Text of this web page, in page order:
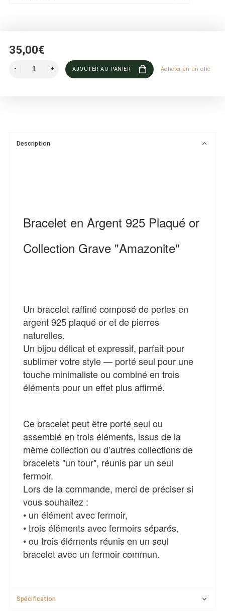
35,00€
AJOUTER AU PANIER Acheter en un clic
Description
Bracelet en Argent 925 Plaqué or
Collection Grave "Amazonite"
Un bracelet raffiné composé de perles en
argent 925 plaqué or et de pierres
naturelles.
Un bijou délicat et expressif, parfait pour
sublimer votre style — porté seul pour une
touche minimaliste ou combiné en trois
éléments pour un effet plus affirmé.
Ce bracelet peut être porté seul ou
assemblé en trois éléments, issus de la
même collection ou d’autres collections de
bracelets "un tour", réunis par un seul
fermoir.
Lors de la commande, merci de préciser si
vous souhaitez :
• un élément avec fermoir,
• trois éléments avec fermoirs séparés,
• ou trois éléments réunis en un seul
bracelet avec un fermoir commun.
Spécification